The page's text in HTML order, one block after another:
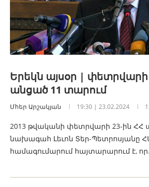
Երեկն այսօր | փետրվարի
անցած 11 տարում
Մհեր Արշակյան 19:30 | 23.02.2024
2013 թվականի փետրվարի 23-ին ՀՀ
նախագահ Լեւոն Տեր-Պետրոսյանը
համագումարում հայտարարում է,